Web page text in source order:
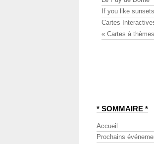
If you like
Cartes
« Cartes à
* SOMMAIRE *
Accueil
Prochains